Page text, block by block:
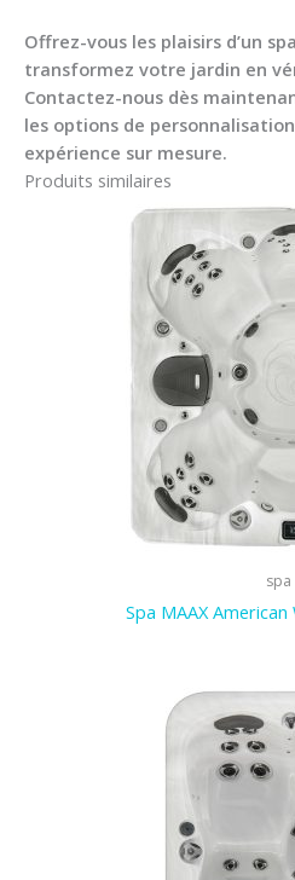
Offrez-vous les plaisirs d’un
transformez votre jardin en
Contactez-nous dès
les options de
expérience sur mesure.
Produits similaires
Spa MAAX